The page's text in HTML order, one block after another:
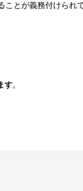
とが義務付けられて
す。